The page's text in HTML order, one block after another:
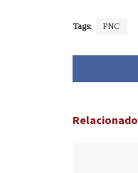
Tags: PNC
Relacionado